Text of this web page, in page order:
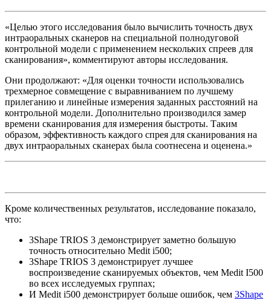
«Целью этого исследования было вычислить точность двух
интраоральных сканеров на специальной полнодуговой
контрольной модели с применением нескольких спреев для
сканирования», комментируют авторы исследования.
Они продолжают: «Для оценки точности использовались
трехмерное совмещение с выравниванием по лучшему
прилеганию и линейные измерения заданных расстояний на
контрольной модели. Дополнительно производился замер
времени сканирования для измерения быстроты. Таким
образом, эффективность каждого спрея для сканирования на
двух интраоральных сканерах была соотнесена и оценена.»
Кроме количественных результатов, исследование показало,
что:
3Shape TRIOS 3 демонстрирует заметно большую
точность относительно Medit i500;
3Shape TRIOS 3 демонстрирует лучшее
воспроизведение сканируемых объектов, чем Medit I500
во всех исследуемых группах;
И Medit i500 демонстрирует больше ошибок, чем 3Shape